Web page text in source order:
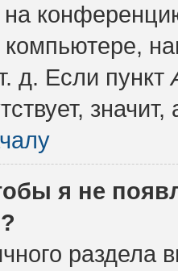
на
д. Если пункт
я не